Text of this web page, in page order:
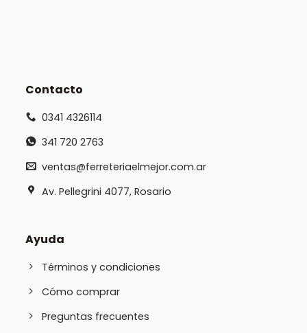
Contacto
0341 4326114
341 720 2763
ventas@ferreteriaelmejor.com.ar
Av. Pellegrini 4077, Rosario
Ayuda
Términos y condiciones
Cómo comprar
Preguntas frecuentes